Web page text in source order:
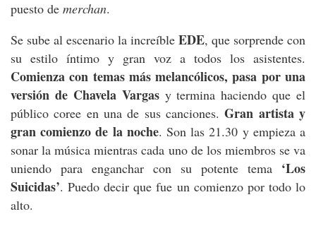
puesto de merchan.
Se sube al escenario la increíble EDE, que sorprende con
su estilo íntimo y gran voz a todos los asistentes.
Comienza con temas más melancólicos, pasa por una
versión de Chavela Vargasy termina haciendo que el
público coree en una de sus canciones.Gran artista y
gran comienzo de la noche. Son las 21.30 y empieza a
sonar la música mientras cada uno de los miembros se va
uniendo para enganchar con su potente tema ‘Los
Suicidas’. Puedo decir que fue un comienzo por todo lo
alto.